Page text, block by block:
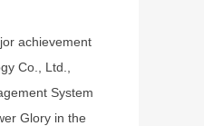
achievement
Co., Ltd.,
System
Glory in the